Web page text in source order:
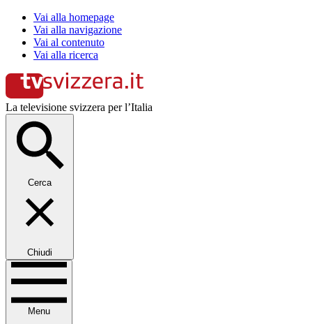
Vai alla homepage
Vai alla navigazione
Vai al contenuto
Vai alla ricerca
La televisione svizzera per l’Italia
Cerca
Chiudi
Menu